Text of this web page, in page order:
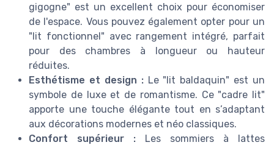
gigogne" est un excellent choix pour économiser
de l'espace. Vous pouvez également opter pour un
"lit fonctionnel" avec rangement intégré, parfait
pour des chambres à longueur ou hauteur
réduites.
Esthétisme et design :Le "lit baldaquin" est un
symbole de luxe et de romantisme. Ce "cadre lit"
apporte une touche élégante tout en s’adaptant
aux décorations modernes et néo classiques.
Confort supérieur : Les sommiers à lattes